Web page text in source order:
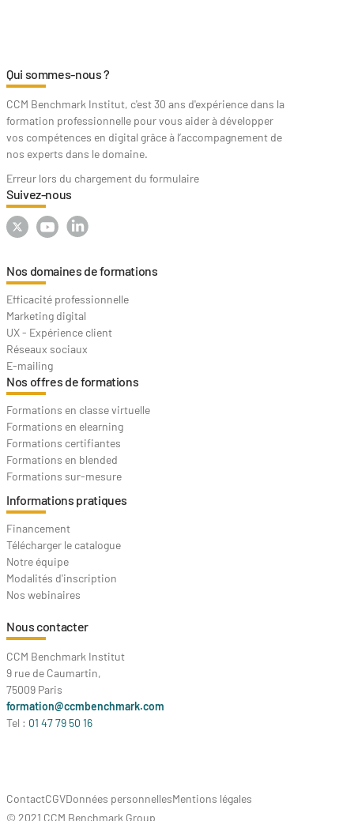
Qui sommes-nous ?
CCM Benchmark Institut, c'est 30 ans d'expérience dans la
formation professionnelle pour vous aider à développer
vos compétences en digital grâce à l’accompagnement de
nos experts dans le domaine.
Erreur lors du chargement du formulaire
Suivez-nous
Nos domaines de formations
Efficacité professionnelle
Marketing digital
UX - Expérience client
Réseaux sociaux
E-mailing
Nos offres de formations
Formations en classe virtuelle
Formations en elearning
Formations certifiantes
Formations en blended
Formations sur-mesure
Informations pratiques
Financement
Télécharger le catalogue
Notre équipe
Modalités d'inscription
Nos webinaires
Nous contacter
CCM Benchmark Institut
9 rue de Caumartin,
75009 Paris
formation@ccmbenchmark.com
Tel : 01 47 79 50 16
ContactCGVDonnées personnellesMentions légales
© 2021 CCM Benchmark Group